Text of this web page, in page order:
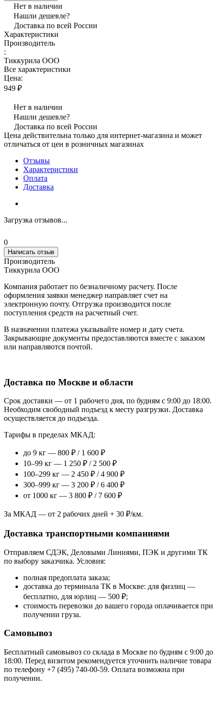
Нет в наличии
Нашли дешевле?
Доставка по всей России
Характеристики
Производитель
:
Тиккурила ООО
Все характеристики
Цена:
949 ₽
Нет в наличии
Нашли дешевле?
Доставка по всей России
Цена действительна только для интернет-магазина и может
отличаться от цен в розничных магазинах
Отзывы
Характеристики
Оплата
Доставка
Загрузка отзывов...
0
Написать отзыв
Производитель
Тиккурила ООО
Компания работает по безналичному расчету. После
оформления заявки менеджер направляет счет на
электронную почту. Отгрузка производится после
поступления средств на расчетный счет.
В назначении платежа указывайте номер и дату счета.
Закрывающие документы предоставляются вместе с заказом
или направляются почтой.
Доставка по Москве и области
Срок доставки — от 1 рабочего дня, по будням с 9:00 до 18:00.
Необходим свободный подъезд к месту разгрузки. Доставка
осуществляется до подъезда.
Тарифы в пределах МКАД:
до 9 кг — 800 ₽ / 1 600 ₽
10–99 кг — 1 250 ₽ / 2 500 ₽
100–299 кг — 2 450 ₽ / 4 900 ₽
300–999 кг — 3 200 ₽ / 6 400 ₽
от 1000 кг — 3 800 ₽ / 7 600 ₽
За МКАД — от 2 рабочих дней + 30 ₽/км.
Доставка транспортными компаниями
Отправляем СДЭК, Деловыми Линиями, ПЭК и другими ТК
по выбору заказчика. Условия:
полная предоплата заказа;
доставка до терминала ТК в Москве: для физлиц —
бесплатно, для юрлиц — 500 ₽;
стоимость перевозки до вашего города оплачивается при
получении груза.
Самовывоз
Бесплатный самовывоз со склада в Москве по будням с 9:00 до
18:00. Перед визитом рекомендуется уточнить наличие товара
по телефону +7 (495) 740-00-59. Оплата возможна при
получении.